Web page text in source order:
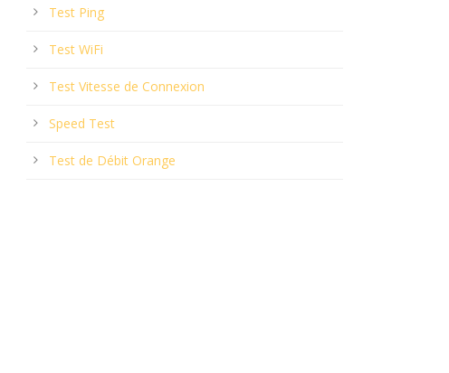
Test Ping
Test WiFi
Test Vitesse de Connexion
Speed Test
Test de Débit Orange